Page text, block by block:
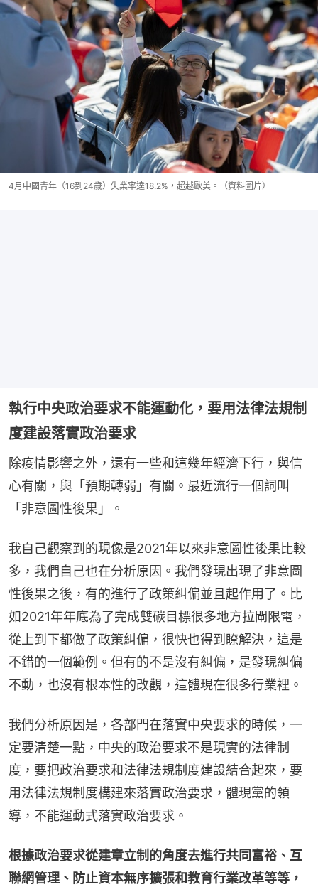
4月中國青年（16到24歲）失業率達18.2%，超越歐美。（資料圖片）
執行中央政治要求不能運動化，要用法律法規制
度建設落實政治要求
除疫情影響之外，還有一些和這幾年經濟下行，與信
心有關，與「預期轉弱」有關。最近流行一個詞叫
「非意圖性後果」。
我自己觀察到的現像是2021年以來非意圖性後果比較
多，我們自己也在分析原因。我們發現出現了非意圖
性後果之後，有的進行了政策糾偏並且起作用了。比
如2021年年底為了完成雙碳目標很多地方拉閘限電，
從上到下都做了政策糾偏，很快也得到瞭解決，這是
不錯的一個範例。但有的不是沒有糾偏，是發現糾偏
不動，也沒有根本性的改觀，這體現在很多行業裡。
我們分析原因是，各部門在落實中央要求的時候，一
定要清楚一點，中央的政治要求不是現實的法律制
度，要把政治要求和法律法規制度建設結合起來，要
用法律法規制度構建來落實政治要求，體現黨的領
導，不能運動式落實政治要求。
根據政治要求從建章立制的角度去進行共同富裕、互
聯網管理、防止資本無序擴張和教育行業改革等等，